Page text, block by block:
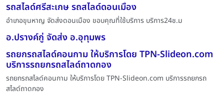
รถสไลด์ศรีสะเกษ รถสไลด์ดอนเมื่อง
อำเภอขุนหาญ จัดส่งดอนเมือง ขอบคุณที่ใช้บริการ บริการ24ช.ม
อ.ปรางค์กู่ จัดส่ง อ.อุทุมพร
รถยกรถสไลด์คอนกาม ให้บริการโดย TPN-Slideon.com
บริการรถยกรถสไลด์ถาดกอง
รถยกรถสไลด์คอนกาม ให้บริการโดย TPN-Slideon.com บริการรถยกรถ
สไลด์ถาดกอง